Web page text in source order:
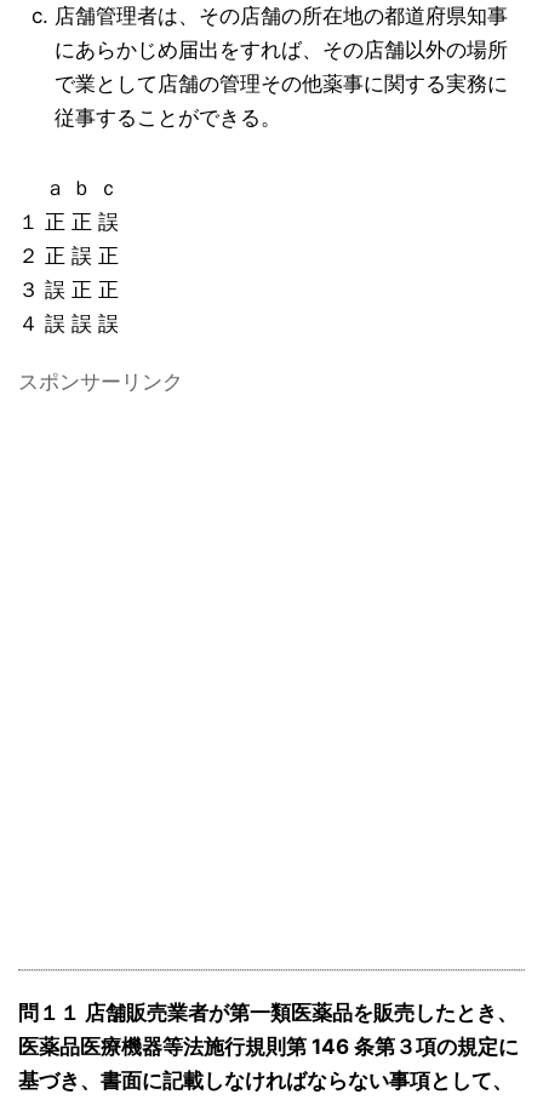
店舗管理者は、その店舗の所在地の都道府県知事
にあらかじめ届出をすれば、その店舗以外の場所
で業として店舗の管理その他薬事に関する実務に
従事することができる。
ａ ｂ ｃ
１ 正 正 誤
２ 正 誤 正
３ 誤 正 正
４ 誤 誤 誤
スポンサーリンク
問１１ 店舗販売業者が第一類医薬品を販売したとき、
医薬品医療機器等法施行規則第 146 条第３項の規定に
基づき、書面に記載しなければならない事項として、